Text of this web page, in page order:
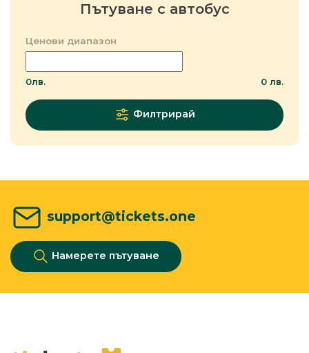
Пътуване с автобус
Ценови диапазон
0лв. 0 лв.
Филтрирай
support@tickets.one
Намерете пътуване